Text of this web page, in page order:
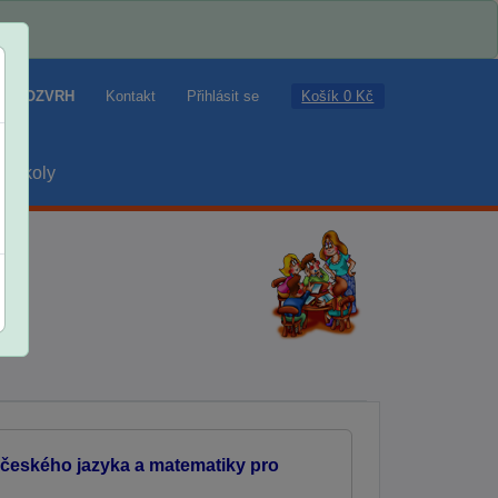
ROZVRH Kontakt Přihlásit se Košík 0 Kč
školy
jazyka a matematiky pro